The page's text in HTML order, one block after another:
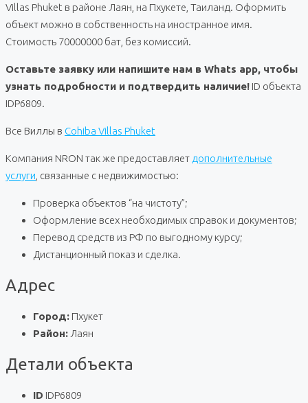
Villas Phuket в районе Лаян, на Пхукете, Таиланд. Оформить
объект можно в собственность на иностранное имя.
Стоимость 70000000 бат, без комиссий.
Оставьте заявку или напишите нам в Whats app, чтобы
узнать подробности и подтвердить наличие! ID объекта
IDP6809.
Все Виллы в Cohiba Villas Phuket
Компания NRON так же предоставляет дополнительные
услуги , связанные с недвижимостью:
Проверка объектов “на чистоту”;
Оформление всех необходимых справок и документов;
Перевод средств из РФ по выгодному курсу;
Дистанционный показ и сделка.
Адрес
Город: Пхукет
Район: Лаян
Детали объекта
ID IDP6809